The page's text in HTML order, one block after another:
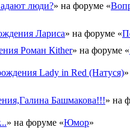
люди?» на форуме «
Лариса» на форуме «
Роман Кither» на форуме «
Lady in Red (Натуся)
Башмакова!!!» на
» на форуме «Юмор»